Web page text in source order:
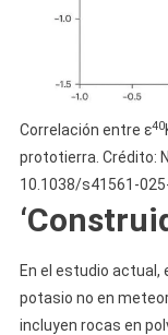
Correlación entre ε40
prototierra. Crédito:
10.1038/s41561-
En el estudio actual,
potasio no en
incluyen rocas en